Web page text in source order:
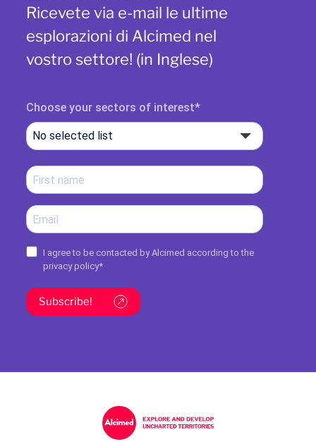
Ricevete via e-mail le ultime
esplorazioni di Alcimed nel
vostro settore! (in Inglese)
Choose your sectors of interest
No selected list
I agree to be contacted by Alcimed according to the
privacy policy*
Subscribe!